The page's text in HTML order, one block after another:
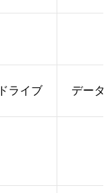
ライブ デー